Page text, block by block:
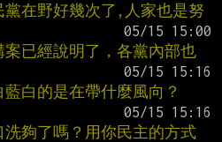
在野好幾次了,人家也是努
已經說明了，各黨內部也
白的是在帶什麼風向？
夠了嗎？用你民主的方式